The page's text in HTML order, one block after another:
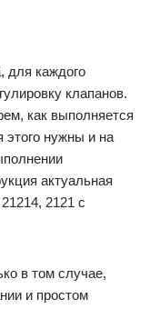
для каждого
клапанов.
как выполняется
этого нужны и на
актуальная
2121 с
в том случае,
и простом